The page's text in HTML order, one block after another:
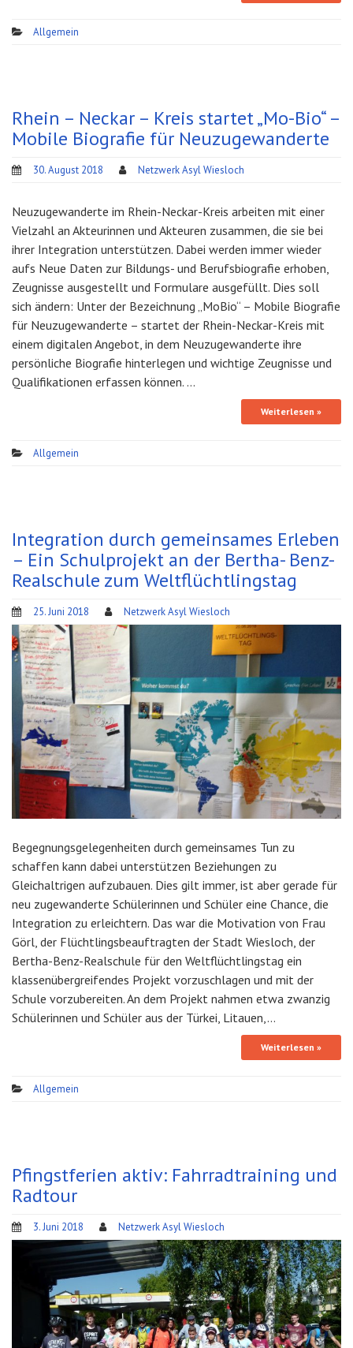
Allgemein
Rhein – Neckar – Kreis startet „Mo-Bio“ –
Mobile Biografie für Neuzugewanderte
30. August 2018 Netzwerk Asyl Wiesloch
Neuzugewanderte im Rhein-Neckar-Kreis arbeiten mit einer
Vielzahl an Akteurinnen und Akteuren zusammen, die sie bei
ihrer Integration unterstützen. Dabei werden immer wieder
aufs Neue Daten zur Bildungs- und Berufsbiografie erhoben,
Zeugnisse ausgestellt und Formulare ausgefüllt. Dies soll
sich ändern: Unter der Bezeichnung „MoBio“ – Mobile Biografie
für Neuzugewanderte – startet der Rhein-Neckar-Kreis mit
einem digitalen Angebot, in dem Neuzugewanderte ihre
persönliche Biografie hinterlegen und wichtige Zeugnisse und
Qualifikationen erfassen können. …
Weiterlesen »
Allgemein
Integration durch gemeinsames Erleben
– Ein Schulprojekt an der Bertha- Benz-
Realschule zum Weltflüchtlingstag
25. Juni 2018 Netzwerk Asyl Wiesloch
Begegnungsgelegenheiten durch gemeinsames Tun zu
schaffen kann dabei unterstützen Beziehungen zu
Gleichaltrigen aufzubauen. Dies gilt immer, ist aber gerade für
neu zugewanderte Schülerinnen und Schüler eine Chance, die
Integration zu erleichtern. Das war die Motivation von Frau
Görl, der Flüchtlingsbeauftragten der Stadt Wiesloch, der
Bertha-Benz-Realschule für den Weltflüchtlingstag ein
klassenübergreifendes Projekt vorzuschlagen und mit der
Schule vorzubereiten. An dem Projekt nahmen etwa zwanzig
Schülerinnen und Schüler aus der Türkei, Litauen,…
Weiterlesen »
Allgemein
Pfingstferien aktiv: Fahrradtraining und
Radtour
3. Juni 2018 Netzwerk Asyl Wiesloch